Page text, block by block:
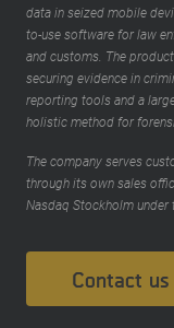
data in seized mobile
to-use software for law
and customs. The
securing evidence in
reporting tools and a
holistic method for
The company serves
through its own sales
Nasdaq Stockholm under
Contact us